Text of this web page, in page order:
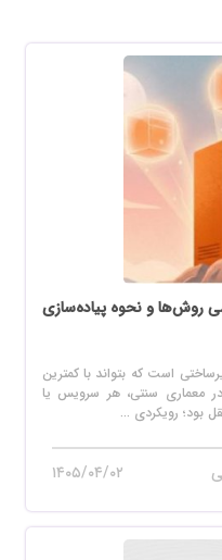
روش‌ها و نحوه پیاده‌سازی
است که بتواند با کمترین
در معماری سنتی، هر سرویس یا
بود؛ رویکردی ...
۱۴۰۵/۰۴/۰۲